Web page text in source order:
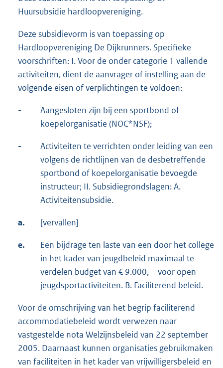
Huursubsidie hardloopvereniging.
Deze subsidievorm is van toepassing op
Hardloopvereniging De Dijkrunners. Specifieke
voorschriften: I. Voor de onder categorie 1 vallende
activiteiten, dient de aanvrager of instelling aan de
volgende eisen of verplichtingen te voldoen:
-
Aangesloten zijn bij een sportbond of
koepelorganisatie (NOC*NSF);
-
Activiteiten te verrichten onder leiding van een
volgens de richtlijnen van de desbetreffende
sportbond of koepelorganisatie bevoegde
instructeur; II. Subsidiegrondslagen: A.
Activiteitensubsidie.
a. [vervallen]
e.
Een bijdrage ten laste van een door het college
in het kader van jeugdbeleid maximaal te
verdelen budget van € 9.000,-- voor open
jeugdsportactiviteiten. B. Faciliterend beleid.
Voor de omschrijving van het begrip faciliterend
accommodatiebeleid wordt verwezen naar
vastgestelde nota Welzijnsbeleid van 22 september
2005. Daarnaast kunnen organisaties gebruikmaken
van faciliteiten in het kader van vrijwilligersbeleid en